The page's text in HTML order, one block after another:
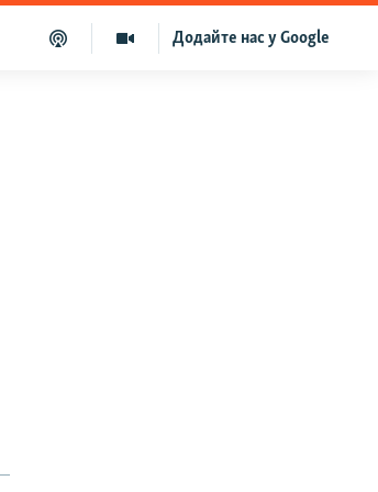
Додайте нас у Google